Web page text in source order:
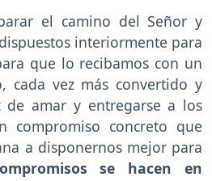
el camino del Señor y
interiormente para
que lo recibamos con un
cada vez más convertido y
de amar y entregarse a los
compromiso concreto que
a disponernos mejor para
se hacen en